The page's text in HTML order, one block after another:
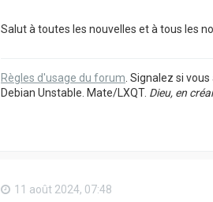
Salut à toutes les nouvelles et à tous les
Règles d'usage du forum . Signalez si
Debian Unstable. Mate/LXQT. Dieu, en
11 août 2024, 07:48